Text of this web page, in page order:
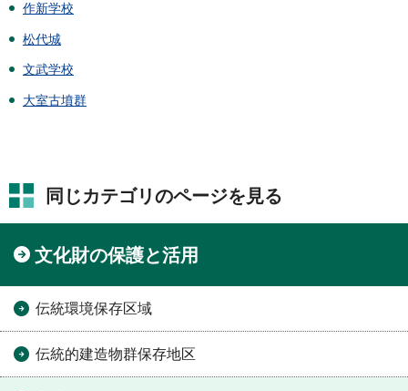
作新学校
松代城
文武学校
大室古墳群
同じカテゴリのページを見る
文化財の保護と活用
伝統環境保存区域
伝統的建造物群保存地区